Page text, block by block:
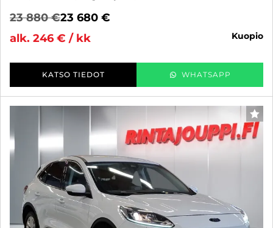
23 880 €23 680 €
alk. 246 € / kk
kuopio
KATSO TIEDOT WHATSAPP